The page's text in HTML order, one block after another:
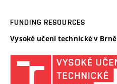
FUNDING RESOURCES
Vysoké učení technické v Brně